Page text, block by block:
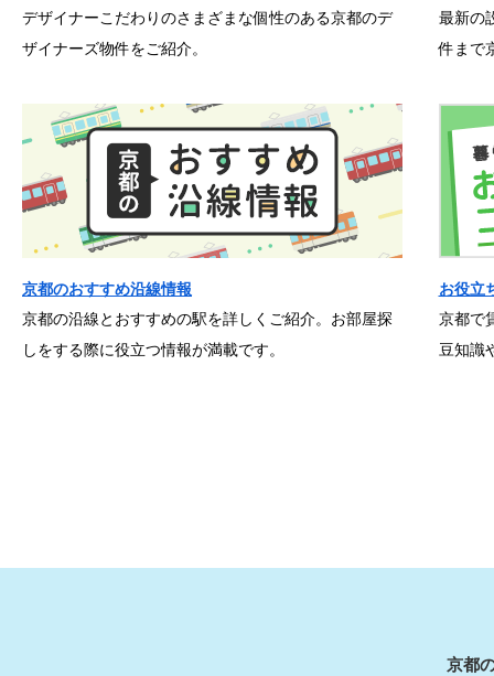
デザイナーこだわりのさまざまな個性のある京都のデ
ザイナーズ物件をご紹介。
最新の
件まで
京都のおすすめ沿線情報
京都の沿線とおすすめの駅を詳しくご紹介。お部屋探
しをする際に役立つ情報が満載です。
お役立
京都で
豆知識
京都